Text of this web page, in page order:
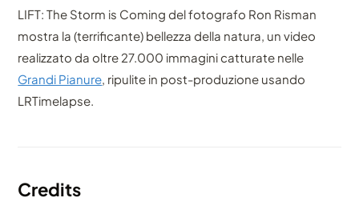
LIFT: The Storm is Coming del fotografo Ron Risman
mostra la (terrificante) bellezza della natura, un video
realizzato da oltre 27.000 immagini catturate nelle
Grandi Pianure, ripulite in post-produzione usando
LRTimelapse.
Credits